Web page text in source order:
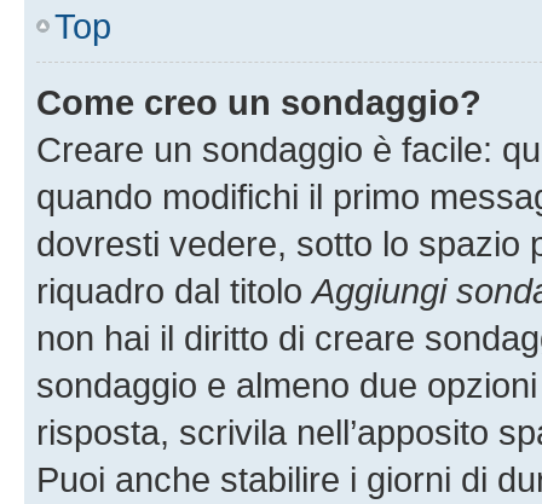
Top
Come creo un sondaggio?
Creare un sondaggio è facile:
quando modifichi il primo
dovresti vedere, sotto lo spazio
riquadro dal titoloAggiungi
non hai il diritto di creare
sondaggio e almeno due
risposta, scrivila nell’apposito
Puoi anche stabilire i giorni di